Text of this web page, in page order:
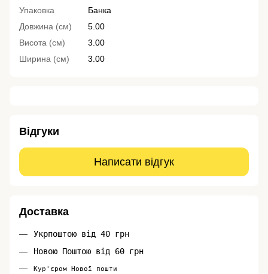
Упаковка
Банка
Довжина (см)
5.00
Висота (см)
3.00
Ширина (см)
3.00
Відгуки
Написати відгук
Доставка
Укрпоштою від 40 грн
Новою Поштою від 60 грн
Кур'єром Нової пошти